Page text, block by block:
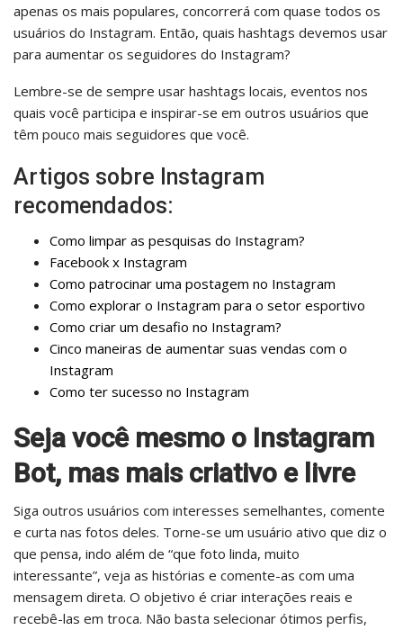
apenas os mais populares, concorrerá com quase todos os
usuários do Instagram. Então, quais hashtags devemos usar
para aumentar os seguidores do Instagram?
Lembre-se de sempre usar hashtags locais, eventos nos
quais você participa e inspirar-se em outros usuários que
têm pouco mais seguidores que você.
Artigos sobre Instagram
recomendados:
Como limpar as pesquisas do Instagram?
Facebook x Instagram
Como patrocinar uma postagem no Instagram
Como explorar o Instagram para o setor esportivo
Como criar um desafio no Instagram?
Cinco maneiras de aumentar suas vendas com o
Instagram
Como ter sucesso no Instagram
Seja você mesmo o Instagram
Bot, mas mais criativo e livre
Siga outros usuários com interesses semelhantes, comente
e curta nas fotos deles. Torne-se um usuário ativo que diz o
que pensa, indo além de “que foto linda, muito
interessante”, veja as histórias e comente-as com uma
mensagem direta. O objetivo é criar interações reais e
recebê-las em troca. Não basta selecionar ótimos perfis,